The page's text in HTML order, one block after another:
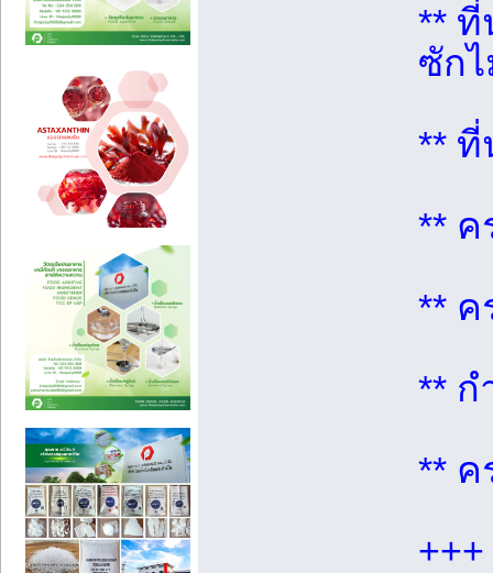
** ที่
ซัก
** ที่
** ค
** ค
** ก
** ค